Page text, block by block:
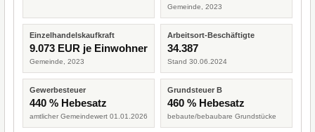
Gemeinde, 2023
Einzelhandelskaufkraft
9.073 EUR je Einwohner
Gemeinde, 2023
Arbeitsort-Beschäftigte
34.387
Stand 30.06.2024
Gewerbesteuer
440 % Hebesatz
amtlicher Gemeindewert 01.01.2026
Grundsteuer B
460 % Hebesatz
bebaute/bebaubare Grundstücke